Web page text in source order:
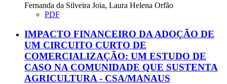
Fernanda da Silveira Joia, Laura Helena Orfão
PDF
IMPACTO FINANCEIRO DA ADOÇÃO DE
UM CIRCUITO CURTO DE
COMERCIALIZAÇÃO: UM ESTUDO DE
CASO NA COMUNIDADE QUE SUSTENTA
AGRICULTURA - CSA/MANAUS